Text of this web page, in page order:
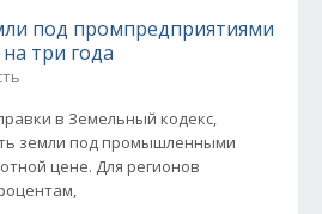
под промпредприятиями
три года
в Земельный кодекс,
земли под промышленными
цене. Для регионов